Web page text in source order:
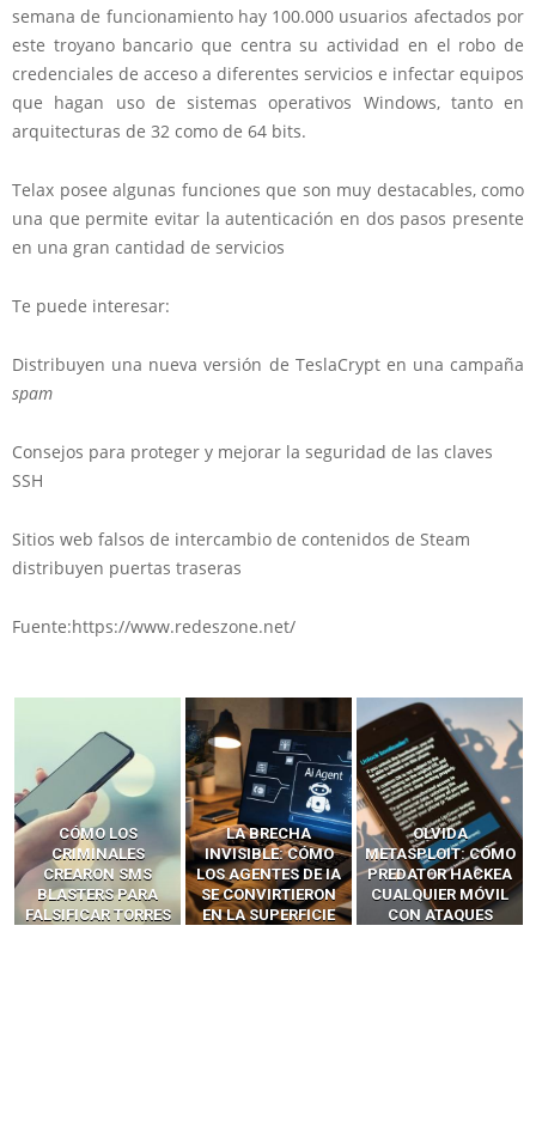
semana de funcionamiento hay 100.000 usuarios afectados por
este troyano bancario que centra su actividad en el robo de
credenciales de acceso a diferentes servicios e infectar equipos
que hagan uso de sistemas operativos Windows, tanto en
arquitecturas de 32 como de 64 bits.
Telax posee algunas funciones que son muy destacables, como
una que permite evitar la autenticación en dos pasos presente
en una gran cantidad de servicios
Te puede interesar:
Distribuyen una nueva versión de TeslaCrypt en una campaña
spam
Consejos para proteger y mejorar la seguridad de las claves
SSH
Sitios web falsos de intercambio de contenidos de Steam
distribuyen puertas traseras
Fuente:https://www.redeszone.net/
LA BRECHA
INVISIBLE: CÓMO
LOS AGENTES DE IA
SE CONVIRTIERON
EN LA SUPERFICIE
OLVIDA
METASPLOIT: CÓMO
PREDATOR HACKEA
CUALQUIER MÓVIL
CON ATAQUES
CÓMO LOS HACKERS
INTERCEPTAN OTPS
Y LLAMADAS
MÓVILES SIN
‘HACKEAR’ — EL